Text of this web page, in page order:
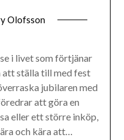
Olofsson
i livet som förtjänar
att ställa till med fest
jubilaren med
att göra en
eller ett större inköp,
och kära att…